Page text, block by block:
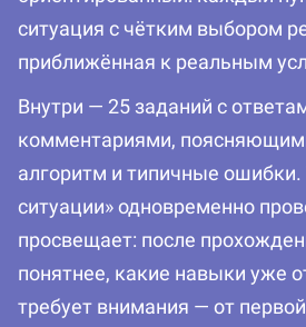
ситуация с чётким выбором
приближённая к реальным
Внутри — 25 заданий с
комментариями,
алгоритм и типичные
ситуации» одновременно
просвещает: после
понятнее, какие навыки уже
требует внимания — от